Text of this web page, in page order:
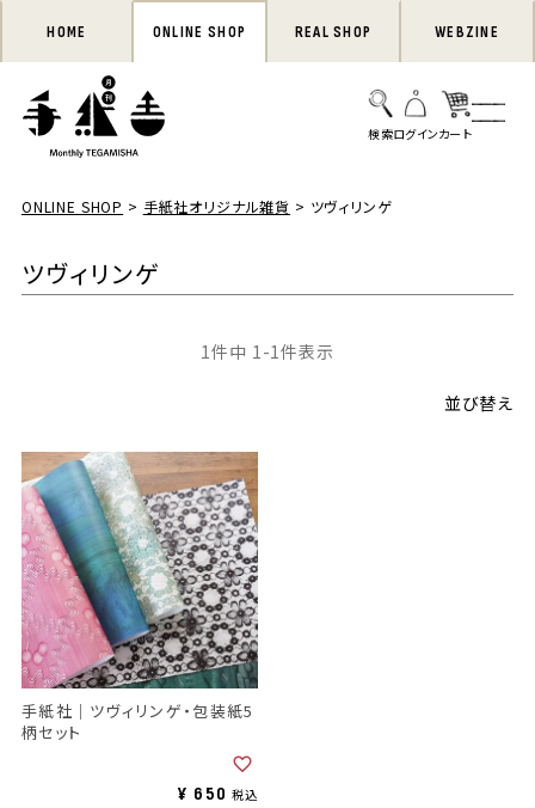
HOME ONLINE SHOP REAL SHOP WEBZINE
ONLINE SHOP 手紙社オリジナル雑貨 ツヴィリンゲ
ツヴィリンゲ
並び替え
1件中 1 -1件表示
手紙社｜ツヴィリンゲ・包装紙5
柄セット
¥ 650 税込